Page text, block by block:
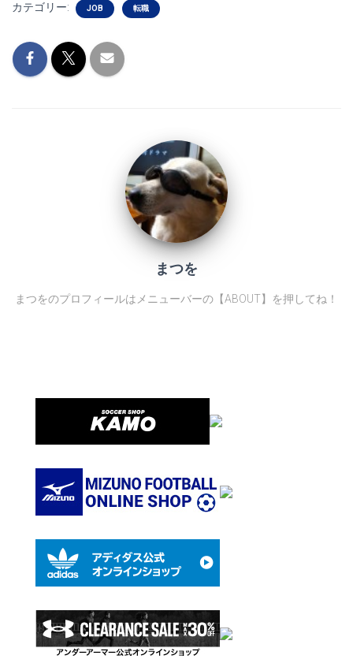
カテゴリー: JOB 転職
まつを
まつをのプロフィールはメニューバーの【ABOUT】を押してね！